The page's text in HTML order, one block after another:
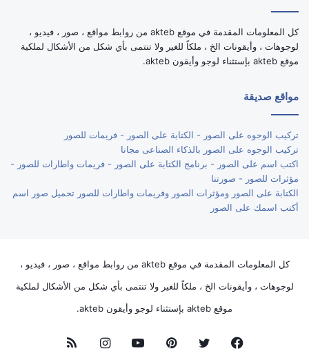
كل المعلومات المقدمة في موقع akteb من روابط مواقع ، صور ، فيديو ،
لوجوهات ، وأيقونات الخ ، ملكاً للغير ولا تنتمى بأي شكل من الأشكال لملكية
موقع akteb بإستثناء لوجو وأيقون akteb.
مواقع صديقة
تركيب الوجوه على الصور - الكتابة على الصور - فريمات للصور
تركيب الوجوه على الصور بالذكاء الصناعى مجانا
اكتب اسم على الصور - برنامج الكتابة على الصور - فريمات واطارات للصور -
مؤثرات للصور - صورتنا
الكتابة على الصور ومؤثرات الصور وفريمات واطارات للصور تحميل صور اسم
أكتب اسمك على الصور
كل المعلومات المقدمة في موقع akteb من روابط مواقع ، صور ، فيديو ،
لوجوهات ، وأيقونات الخ ، ملكاً للغير ولا تنتمى بأي شكل من الأشكال لملكية
موقع akteb بإستثناء لوجو وأيقون akteb.
فيسبوك تويتر بينتيريستيوتيوبانستقرامملخص